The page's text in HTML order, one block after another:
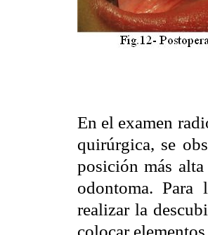
En el examen
quirúrgica, se
posición más
odontoma. Para
realizar la
colocar